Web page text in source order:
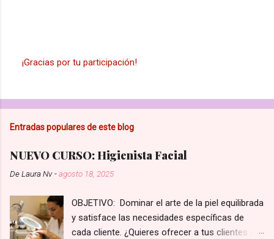
b
l
c
r
u
n
o
m
e
n
¡Gracias por tu participación!
Entradas populares de este blog
NUEVO CURSO: Higienista Facial
DeLaura Nv -agosto 18, 2025
OBJETIVO: Dominar el arte de la piel equilibrada
y satisface las necesidades específicas de
cada cliente. ¿Quieres ofrecer a tus clientes un